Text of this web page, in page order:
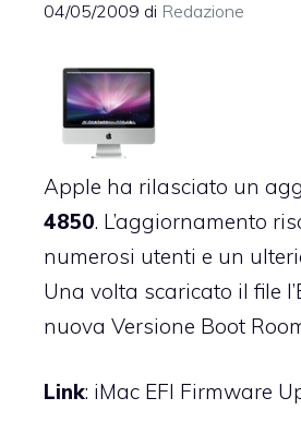
04/05/2009 di Redazione
Apple ha rilasciato un
4850. L’aggiornamento
numerosi utenti e un
Una volta scaricato il file
nuova Versione Boot
Link: iMac EFI Firmware